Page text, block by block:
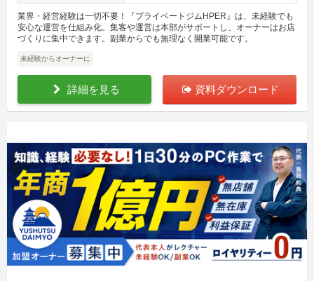
業界・経営経験は一切不要！『プライベートジムHPER』は、未経験でも
安心な運営を仕組み化。集客や運営は本部がサポートし、オーナーはお店
づくりに集中できます。副業からでも無理なく開業可能です。
未経験からオーナーに
詳細を見る 資料ダウンロード